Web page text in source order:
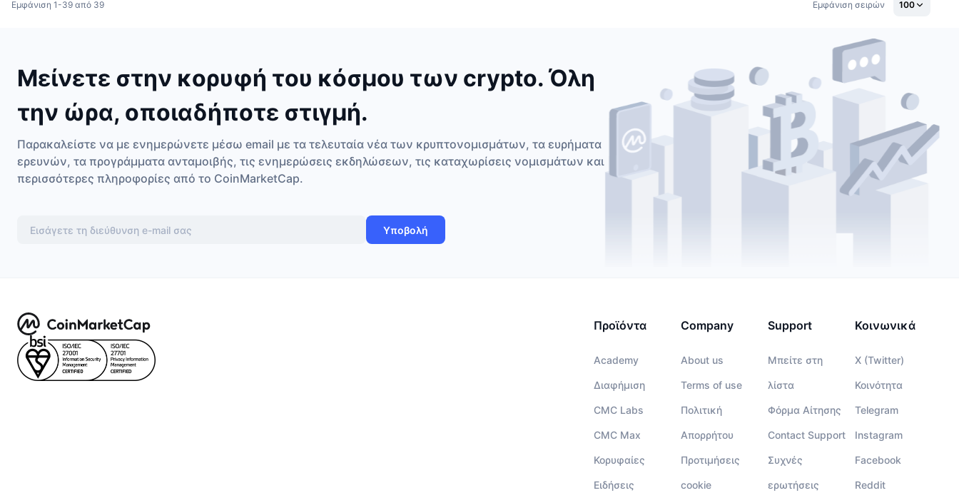
Εμφάνιση 1-39 από 39 Εμφάνιση σειρών 100
Μείνετε στην κορυφή του κόσμου των crypto. Όλη
την ώρα, οποιαδήποτε στιγμή.
Παρακαλείστε να με ενημερώνετε μέσω email με τα τελευταία νέα των κρυπτονομισμάτων, τα ευρήματα
ερευνών, τα προγράμματα ανταμοιβής, τις ενημερώσεις εκδηλώσεων, τις καταχωρίσεις νομισμάτων και
περισσότερες πληροφορίες από το CoinMarketCap.
Υποβολή
Προϊόντα
Academy
Διαφήμιση
CMC Labs
CMC Max
Κορυφαίες
Ειδήσεις
Company
About us
Terms of use
Πολιτική
Απορρήτου
Προτιμήσεις
cookie
Support
Μπείτε στη
λίστα
Φόρμα Αίτησης
Contact Support
Συχνές
ερωτήσεις
Κοινωνικά
X (Twitter)
Κοινότητα
Telegram
Instagram
Facebook
Reddit